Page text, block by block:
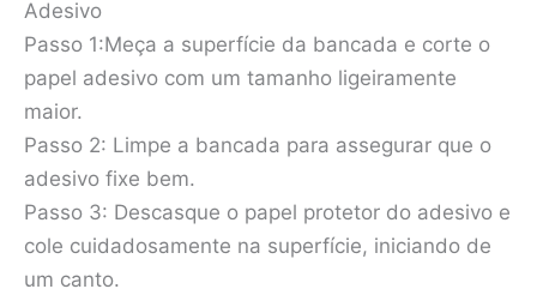
Adesivo
Passo 1:Meça a superfície da bancada e corte o
papel adesivo com um tamanho ligeiramente
maior.
Passo 2: Limpe a bancada para assegurar que o
adesivo fixe bem.
Passo 3: Descasque o papel protetor do adesivo e
cole cuidadosamente na superfície, iniciando de
um canto.